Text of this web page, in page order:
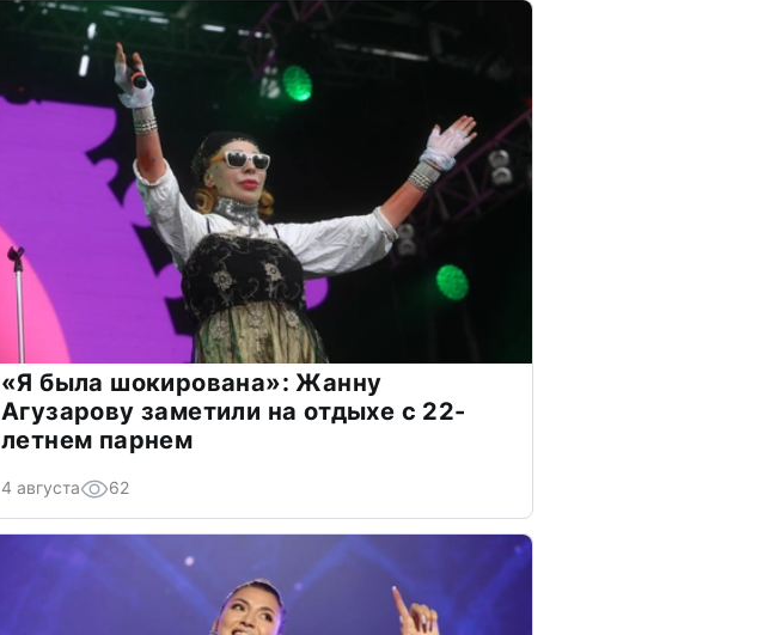
«Я была шокирована»: Жанну
Агузарову заметили на отдыхе с 22-
летнем парнем
4 августа 62